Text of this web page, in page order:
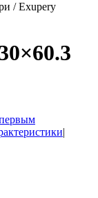
/ Exupery
|